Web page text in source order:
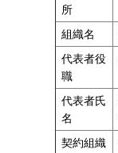
所
組織名
代表者役
職
代表者氏
名
契約組織